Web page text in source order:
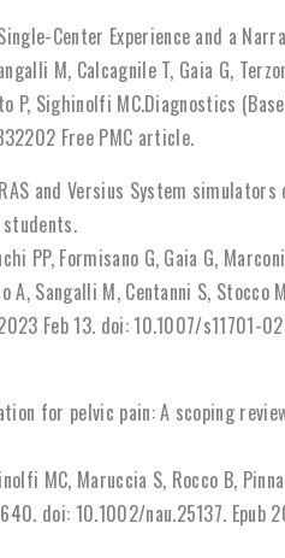
Center Experience and a
M, Calcagnile T, Gaia G,
P, Sighinolfi MC.Diagnostics
Free PMC article.
and Versius System
PP, Formisano G, Gaia G,
A, Sangalli M, Centanni S, Stocco
Feb 13. doi: 10.1007/
for pelvic pain: A scoping
MC, Maruccia S, Rocco B,
doi: 10.1002/nau.25137. Epub